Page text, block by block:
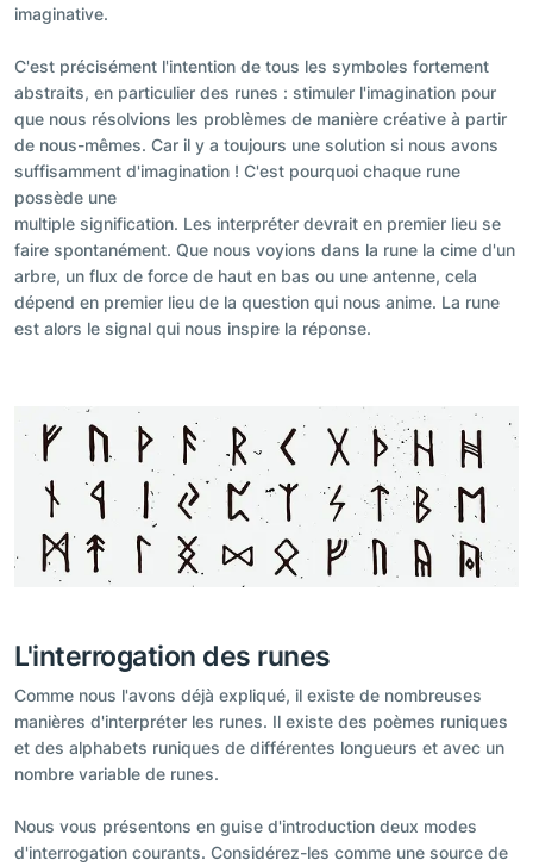
imaginative.
C'est précisément l'intention de tous les symboles fortement
abstraits, en particulier des runes : stimuler l'imagination pour
que nous résolvions les problèmes de manière créative à partir
de nous-mêmes. Car il y a toujours une solution si nous avons
suffisamment d'imagination ! C'est pourquoi chaque rune
possède une
multiple signification. Les interpréter devrait en premier lieu se
faire spontanément. Que nous voyions dans la rune la cime d'un
arbre, un flux de force de haut en bas ou une antenne, cela
dépend en premier lieu de la question qui nous anime. La rune
est alors le signal qui nous inspire la réponse.
L'interrogation des runes
Comme nous l'avons déjà expliqué, il existe de nombreuses
manières d'interpréter les runes. Il existe des poèmes runiques
et des alphabets runiques de différentes longueurs et avec un
nombre variable de runes.
Nous vous présentons en guise d'introduction deux modes
d'interrogation courants. Considérez-les comme une source de